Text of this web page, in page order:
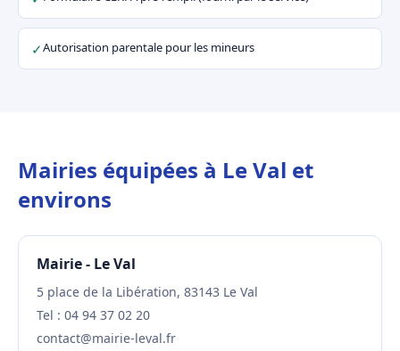
✓Autorisation parentale pour les mineurs
Mairies équipées à Le Val et
environs
Mairie - Le Val
5 place de la Libération, 83143 Le Val
Tel : 04 94 37 02 20
contact@mairie-leval.fr